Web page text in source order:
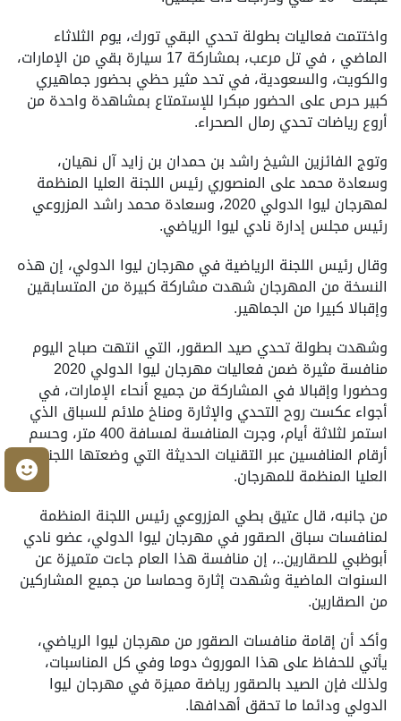
واختتمت فعاليات بطولة تحدي البقي تورك، يوم الثلاثاء
الماضي ، في تل مرعب، بمشاركة 17 سيارة بقي من الإمارات،
والكويت، والسعودية، في تحد مثير حظي بحضور جماهيري
كبير حرص على الحضور مبكرا للإستمتاع بمشاهدة واحدة من
أروع رياضات تحدي رمال الصحراء.
وتوج الفائزين الشيخ راشد بن حمدان بن زايد آل نهيان،
وسعادة محمد على المنصوري رئيس اللجنة العليا المنظمة
لمهرجان ليوا الدولي 2020، وسعادة محمد راشد المزروعي
رئيس مجلس إدارة نادي ليوا الرياضي.
وقال رئيس اللجنة الرياضية في مهرجان ليوا الدولي، إن هذه
النسخة من المهرجان شهدت مشاركة كبيرة من المتسابقين
وإقبالا كبيرا من الجماهير.
وشهدت بطولة تحدي صيد الصقور، التي انتهت صباح اليوم
منافسة مثيرة ضمن فعاليات مهرجان ليوا الدولي 2020
وحضورا وإقبالا في المشاركة من جميع أنحاء الإمارات، في
أجواء عكست روح التحدي والإثارة ومناخ ملائم للسباق الذي
استمر لثلاثة أيام، وجرت المنافسة لمسافة 400 متر، وحسم
أرقام المنافسين عبر التقنيات الحديثة التي وضعتها اللجنة
العليا المنظمة للمهرجان.
من جانبه، قال عتيق بطي المزروعي رئيس اللجنة المنظمة
لمنافسات سباق الصقور في مهرجان ليوا الدولي، عضو نادي
أبوظبي للصقارين..، إن منافسة هذا العام جاءت متميزة عن
السنوات الماضية وشهدت إثارة وحماسا من جميع المشاركين
من الصقارين.
وأكد أن إقامة منافسات الصقور من مهرجان ليوا الرياضي،
يأتي للحفاظ على هذا الموروث دوما وفي كل المناسبات،
ولذلك فإن الصيد بالصقور رياضة مميزة في مهرجان ليوا
الدولي ودائما ما تحقق أهدافها.